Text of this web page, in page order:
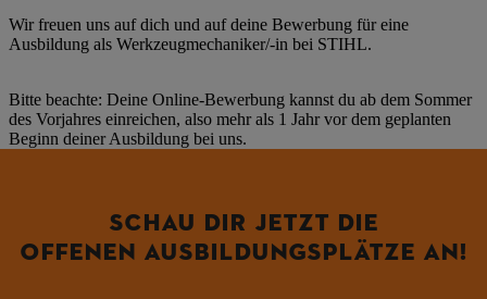
Wir freuen uns auf dich und auf deine Bewerbung für eine
Ausbildung als Werkzeugmechaniker/-in bei STIHL.
Bitte beachte: Deine Online-Bewerbung kannst du ab dem Sommer
des Vorjahres einreichen, also mehr als 1 Jahr vor dem geplanten
Beginn deiner Ausbildung bei uns.
SCHAU DIR JETZT DIE
OFFENEN AUSBILDUNGSPLÄTZE AN!